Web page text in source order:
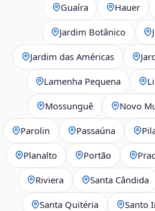
Guaíra Hauer
Jardim Botânico
Jardim das Américas
Lamenha Pequena
Mossunguê Novo
Parolin Passaúna
Planalto Portão
Riviera Santa Cândida
Santa Quitéria Santo